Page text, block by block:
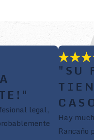
legal,
"SU
Hay
Rancaño